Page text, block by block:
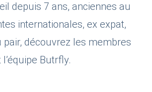
depuis 7 ans, anciennes au
internationales, ex expat,
pair, découvrez les membres
Butrfly.